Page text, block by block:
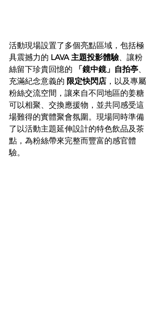
活動現場設置了多個亮點區域，包括極
具震撼力的 LAVA 主題投影體驗、讓粉
絲留下珍貴回憶的
「鏡中鏡」自拍亭、
充滿紀念意義的 限定快閃店 ，以及專屬
粉絲交流空間，讓來自不同地區的姜糖
可以相聚、交換應援物，並共同感受這
場難得的實體聚會氛圍。現場同時準備
了以活動主題延伸設計的特色飲品及茶
點，為粉絲帶來完整而豐富的感官體
驗。